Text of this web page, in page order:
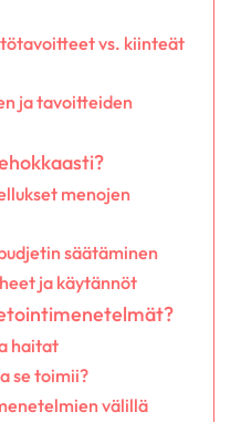
vs. kiinteät
ja tavoitteiden
menojen
säätäminen
ja käytännöt
haitat
se toimii?
välillä